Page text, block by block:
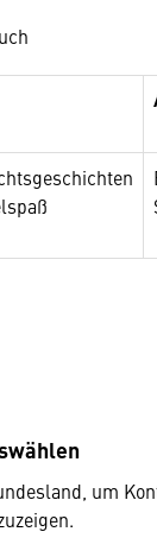
um